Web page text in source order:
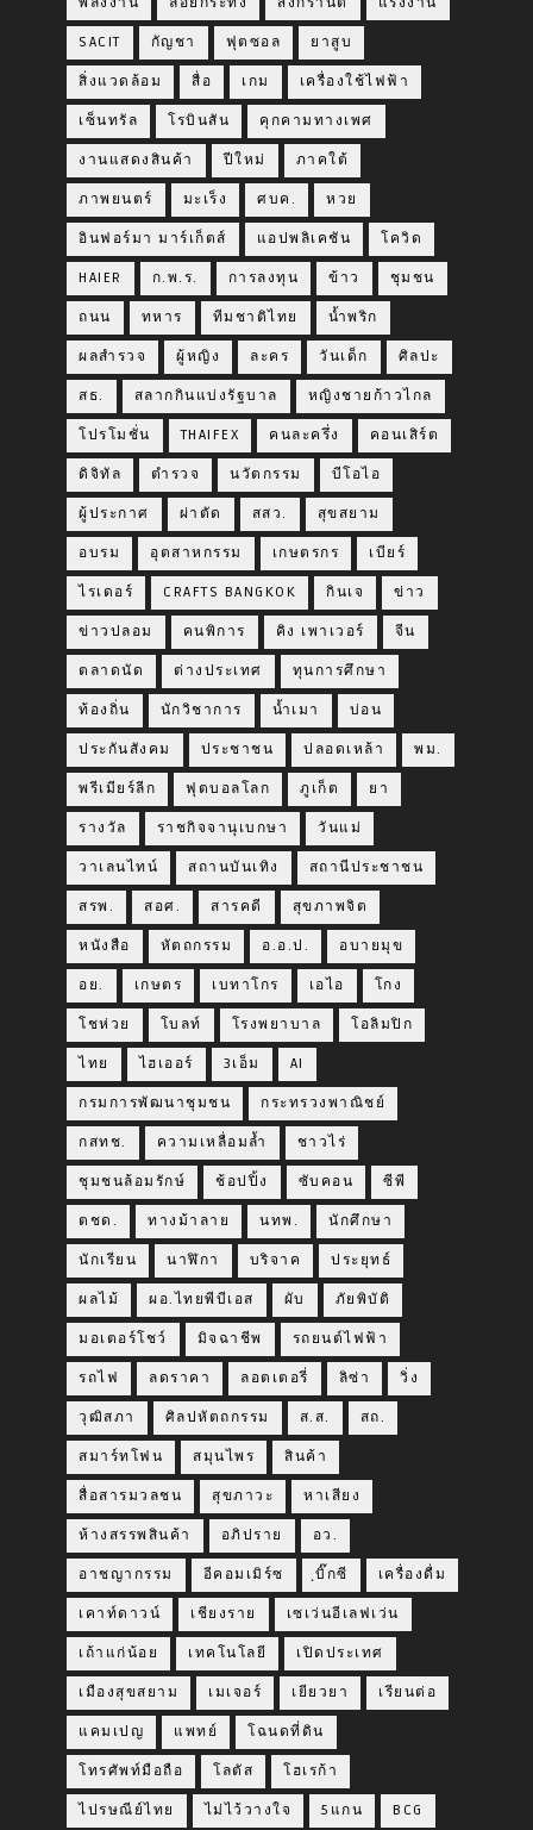
SACIT กัญชา ฟุตซอล ยาสูบ
สิ่งแวดล้อม สื่อ เกม เครื่องใช้ไฟฟ้า
เซ็นทรัล โรบินสัน คุกคามทางเพศ
งานแสดงสินค้า ปีใหม่ ภาคใต้
ภาพยนตร์ มะเร็ง ศบค. หวย
อินฟอร์มา มาร์เก็ตส์ แอปพลิเคชัน โควิด
HAIER ก.พ.ร. การลงทุน ข้าว ชุมชน
ถนน ทหาร ทีมชาติไทย น้ำพริก
ผลสำรวจ ผู้หญิง ละคร วันเด็ก ศิลปะ
สธ. สลากกินแบ่งรัฐบาล หญิงชายก้าวไกล
โปรโมชั่น THAIFEX คนละครึ่ง คอนเสิร์ต
ดิจิทัล ตำรวจ นวัตกรรม บีโอไอ
ผู้ประกาศ ผ่าตัด สสว. สุขสยาม
อบรม อุตสาหกรรม เกษตรกร เบียร์
ไรเดอร์ CRAFTS BANGKOK กินเจ ข่าว
ข่าวปลอม คนพิการ คิง เพาเวอร์ จีน
ตลาดนัด ต่างประเทศ ทุนการศึกษา
ท้องถิ่น นักวิชาการ น้ำเมา บ่อน
ประกันสังคม ประชาชน ปลอดเหล้า พม.
พรีเมียร์ลีก ฟุตบอลโลก ภูเก็ต ยา
รางวัล ราชกิจจานุเบกษา วันแม่
วาเลนไทน์ สถานบันเทิง สถานีประชาชน
สรพ. สอศ. สารคดี สุขภาพจิต
หนังสือ หัตถกรรม อ.อ.ป. อบายมุข
อย. เกษตร เบทาโกร เอไอ โกง
โชห่วย โบลท์ โรงพยาบาล โอลิมปิก
ไทย ไฮเออร์ 3เอ็ม AI
กรมการพัฒนาชุมชน กระทรวงพาณิชย์
กสทช. ความเหลื่อมล้ำ ชาวไร่
ชุมชนล้อมรักษ์ ช้อปปิ้ง ซับคอน ซีพี
ตชด. ทางม้าลาย นทพ. นักศึกษา
นักเรียน นาฬิกา บริจาค ประยุทธ์
ผลไม้ ผอ.ไทยพีบีเอส ผับ ภัยพิบัติ
มอเตอร์โชว์ มิจฉาชีพ รถยนต์ไฟฟ้า
รถไฟ ลดราคา ลอตเตอรี่ ลิซ่า วิ่ง
วุฒิสภา ศิลปหัตถกรรม ส.ส. สถ.
สมาร์ทโฟน สมุนไพร สินค้า
สื่อสารมวลชน สุขภาวะ หาเสียง
ห้างสรรพสินค้า อภิปราย อว.
อาชญากรรม อีคอมเมิร์ซ ฺบิ๊กซี เครื่องดื่ม
เคาท์ดาวน์ เชียงราย เซเว่นอีเลฟเว่น
เถ้าแก่น้อย เทคโนโลยี เปิดประเทศ
เมืองสุขสยาม เมเจอร์ เยียวยา เรียนต่อ
แคมเปญ แพทย์ โฉนดที่ดิน
โทรศัพท์มือถือ โลตัส โฮเรก้า
ไปรษณีย์ไทย ไม่ไว้วางใจ 5แกน BCG